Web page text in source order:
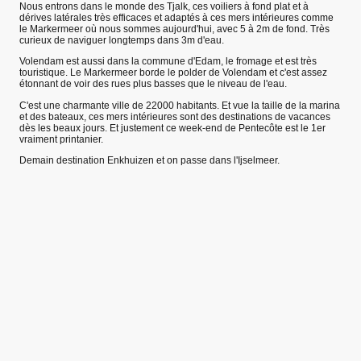
Nous entrons dans le monde des Tjalk, ces voiliers à fond plat et à
dérives latérales très efficaces et adaptés à ces mers intérieures comme
le Markermeer où nous sommes aujourd'hui, avec 5 à 2m de fond. Très
curieux de naviguer longtemps dans 3m d'eau.
Volendam est aussi dans la commune d'Edam, le fromage et est très
touristique. Le Markermeer borde le polder de Volendam et c'est assez
étonnant de voir des rues plus basses que le niveau de l'eau.
C'est une charmante ville de 22000 habitants. Et vue la taille de la marina
et des bateaux, ces mers intérieures sont des destinations de vacances
dès les beaux jours. Et justement ce week-end de Pentecôte est le 1er
vraiment printanier.
Demain destination Enkhuizen et on passe dans l'Ijselmeer.